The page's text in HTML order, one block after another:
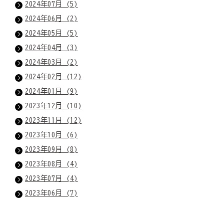
2024年07月 (5)
2024年06月 (2)
2024年05月 (5)
2024年04月 (3)
2024年03月 (2)
2024年02月 (12)
2024年01月 (9)
2023年12月 (10)
2023年11月 (12)
2023年10月 (6)
2023年09月 (8)
2023年08月 (4)
2023年07月 (4)
2023年06月 (7)